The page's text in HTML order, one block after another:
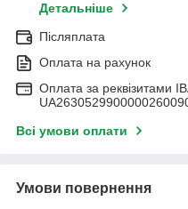
Детальніше
Післяплата
Оплата на рахунок
Оплата за реквізитами
Всі умови оплати
Умови повернення